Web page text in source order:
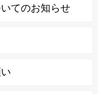
てのお知らせ